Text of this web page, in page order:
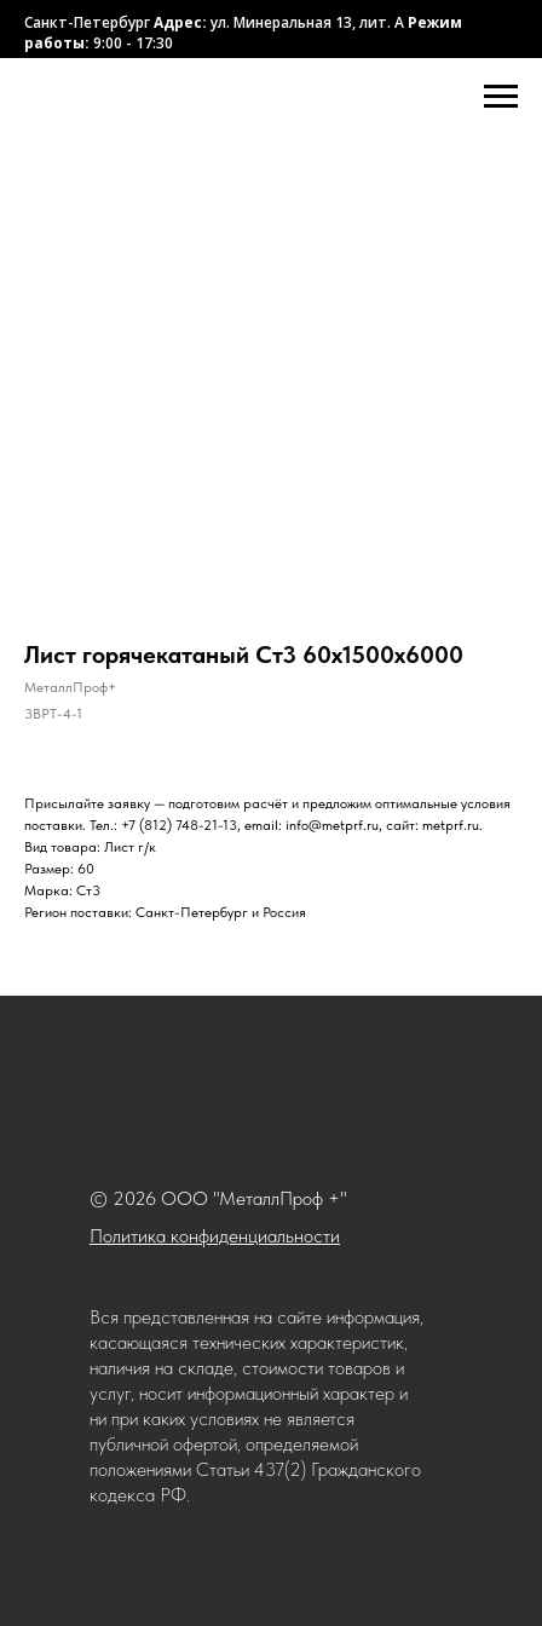
Санкт-ПетербургАдрес:ул. Минеральная 13, лит. А Режим
работы: 9:00 - 17:30
Лист горячекатаный Ст3 60х1500х6000
МеталлПроф+
3BPT-4-1
Присылайте заявку — подготовим расчёт и предложим оптимальные условия
поставки. Тел.: +7 (812) 748-21-13, email: info@metprf.ru, сайт: metprf.ru.
Вид товара: Лист г/к
Размер: 60
Марка: Ст3
Регион поставки: Санкт-Петербург и Россия
Политика конфиденциальности
© 2026 ООО "МеталлПроф +"
Вся представленная на сайте информация,
касающаяся технических характеристик,
наличия на складе, стоимости товаров и
услуг, носит информационный характер и
ни при каких условиях не является
публичной офертой, определяемой
положениями Статьи 437(2) Гражданского
кодекса РФ.